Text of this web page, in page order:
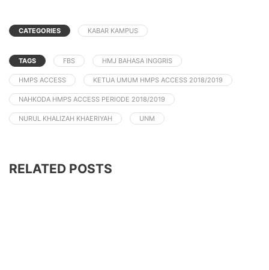
CATEGORIES KABAR KAMPUS
TAGS FBS HMJ BAHASA INGGRIS
HMPS ACCESS KETUA UMUM HMPS ACCESS 2018/2019
NAHKODA HMPS ACCESS PERIODE 2018/2019
NURUL KHALIZAH KHAERIYAH UNM
RELATED POSTS